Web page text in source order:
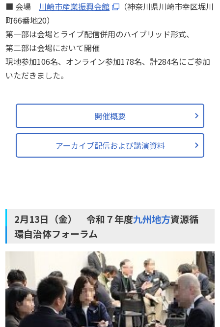
■ 会場 川崎市産業振興会館
（神奈川県川崎市幸区堀川
町66番地20）
第一部は会場とライブ配信併用のハイブリッド形式、
第二部は会場において開催
現地参加106名、オンライン参加178名、計284名にご参加
いただきました。
開催概要
アーカイブ配信および講演資料
2月13日（金） 令和７年度九州地方資源循
環自治体フォーラム